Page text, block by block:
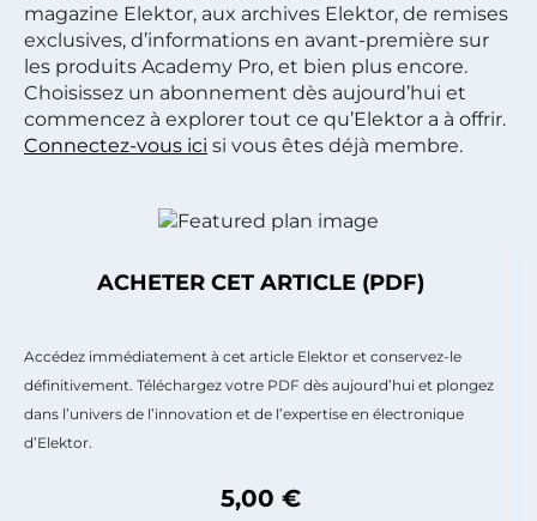
magazine Elektor, aux archives Elektor, de remises
exclusives, d’informations en avant-première sur
les produits Academy Pro, et bien plus encore.
Choisissez un abonnement dès aujourd’hui et
commencez à explorer tout ce qu’Elektor a à offrir.
Connectez-vous ici si vous êtes déjà membre.
ACHETER CET ARTICLE (PDF)
Accédez immédiatement à cet article Elektor et conservez-le
définitivement. Téléchargez votre PDF dès aujourd’hui et plongez
dans l’univers de l’innovation et de l’expertise en électronique
d’Elektor.
5,00 €